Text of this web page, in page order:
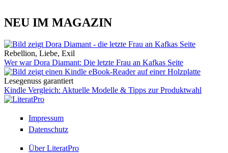
NEU IM MAGAZIN
Rebellion, Liebe, Exil
Wer war Dora Diamant: Die letzte Frau an Kafkas Seite
Lesegenuss garantiert
Kindle Vergleich: Aktuelle Modelle & Tipps zur Produktwahl
Impressum
Datenschutz
Über LiteratPro